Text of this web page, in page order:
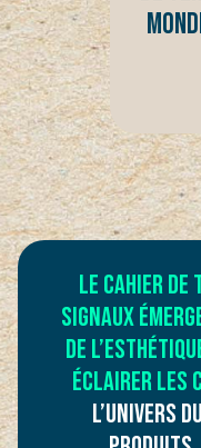
LE CAHIER DE
SIGNAUX
DE
ÉCLAIRER LES
L’UNIVERS